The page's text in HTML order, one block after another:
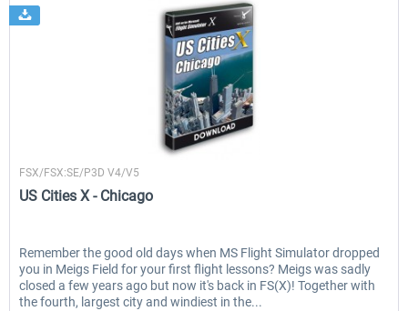
Aerosoft
FSX/FSX:SE/P3D V4/V5
US Cities X - Chicago
Remember the good old days when MS Flight Simulator dropped
you in Meigs Field for your first flight lessons? Meigs was sadly
closed a few years ago but now it's back in FS(X)! Together with
the fourth, largest city and windiest in the...